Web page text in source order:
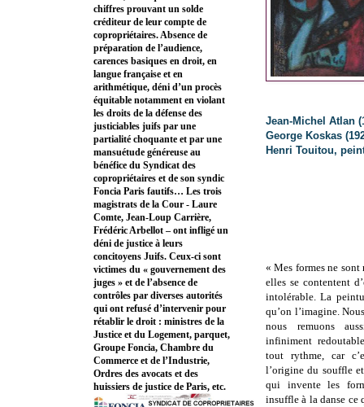
Jean-Michel Atlan
George Koskas
Henri Touitou,
« Mes formes ne
elles se contentent
intolérable. La
qu’on l’imagine.
nous remuons
infiniment
tout rythme, car
l’origine du souffle
qui invente les
insuffle à la danse ce
chiffres prouvant un solde
créditeur de leur compte de
copropriétaires. Absence de
préparation de l’audience,
carences basiques en droit, en
langue française et en
arithmétique, déni d’un procès
équitable notamment en violant
les droits de la défense des
justiciables juifs par une
partialité choquante et par une
mansuétude généreuse au
bénéfice du Syndicat des
copropriétaires et de son syndic
Foncia Paris fautifs… Les trois
magistrats de la Cour - Laure
Comte, Jean-Loup Carrière,
Frédéric Arbellot – ont infligé un
déni de justice à leurs
concitoyens Juifs. Ceux-ci sont
victimes du « gouvernement des
juges » et de l’absence de
contrôles par diverses autorités
qui ont refusé d’intervenir pour
rétablir le droit : ministres de la
Justice et du Logement, parquet,
Groupe Foncia, Chambre du
Commerce et de l’Industrie,
Ordres des avocats et des
huissiers de justice de Paris, etc.